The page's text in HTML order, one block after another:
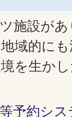
施設が
域的に
を生か
予約シ